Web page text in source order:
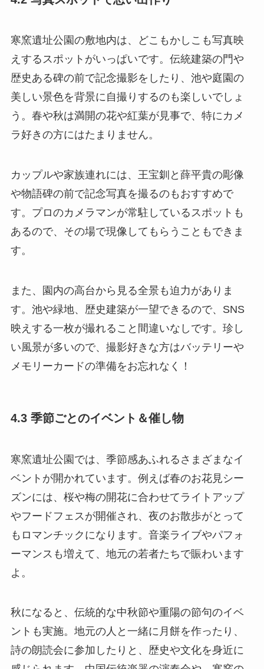
寒窯遺址公園の敷地内は、どこもかしこも写真映
えするスポットがいっぱいです。伝統建築の門や
歴史ある碑の前で記念撮影をしたり、池や庭園の
美しい景色を背景に自撮りするのも楽しいでしょ
う。春や秋は満開の花や紅葉が見事で、特にカメ
ラ好きの方にはたまりません。
カップルや家族連れには、王宝釧と薛平貴の彫像
や物語碑の前で記念写真を撮るのもおすすめで
す。プロのカメラマンが常駐しているスポットも
あるので、その場で現像してもらうこともできま
す。
また、園内の高台から見る全景も迫力がありま
す。池や緑地、歴史建築が一望できるので、SNS
映えする一枚が撮れること間違いなしです。珍し
い風景が多いので、撮影好きな方はバッテリーや
メモリーカードの準備をお忘れなく！
4.3 季節ごとのイベント＆催し物
寒窯遺址公園では、季節感あふれるさまざまなイ
ベントが開かれています。例えば春のお花見シー
ズンには、桜や梅の開花に合わせてライトアップ
やフードフェスが開催され、夜のお散歩がとって
もロマンチックになります。音楽ライブやパフォ
ーマンスも増えて、地元の若者たちで賑わいます
よ。
秋になると、伝統的な中秋節や重陽の節句のイベ
ントも実施。地元の人と一緒に月餅を作ったり、
詩の朗読会に参加したりと、歴史や文化を身近に